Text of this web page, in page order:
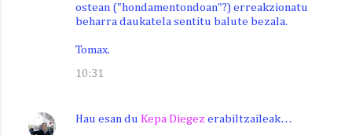
ostean ("hondamentondoan"?) erreakzionatu
beharra daukatela sentitu balute bezala.
Tomax.
10:31
Hau esan du Kepa Diegez erabiltzaileak…